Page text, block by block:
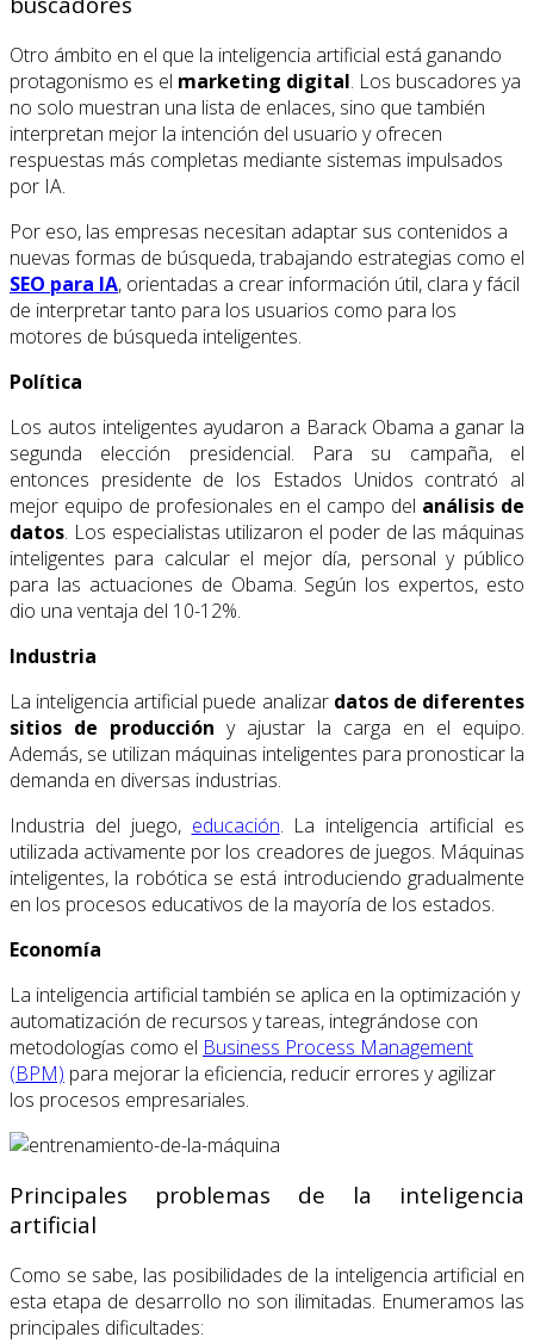
Otro ámbito en el que la inteligencia artificial está ganando
protagonismo es el marketing digital. Los buscadores ya
no solo muestran una lista de enlaces, sino que también
interpretan mejor la intención del usuario y ofrecen
respuestas más completas mediante sistemas impulsados
por IA.
Por eso, las empresas necesitan adaptar sus contenidos a
nuevas formas de búsqueda, trabajando estrategias como el
SEO para IA, orientadas a crear información útil, clara y fácil
de interpretar tanto para los usuarios como para los
motores de búsqueda inteligentes.
Política
Los autos inteligentes ayudaron a Barack Obama a ganar la
segunda elección presidencial. Para su campaña, el
entonces presidente de los Estados Unidos contrató al
mejor equipo de profesionales en el campo del análisis de
datos. Los especialistas utilizaron el poder de las máquinas
inteligentes para calcular el mejor día, personal y público
para las actuaciones de Obama. Según los expertos, esto
dio una ventaja del 10-12%.
Industria
La inteligencia artificial puede analizar datos de diferentes
sitios de producción y ajustar la carga en el equipo.
Además, se utilizan máquinas inteligentes para pronosticar la
demanda en diversas industrias.
Industria del juego, educación. La inteligencia artificial es
utilizada activamente por los creadores de juegos. Máquinas
inteligentes, la robótica se está introduciendo gradualmente
en los procesos educativos de la mayoría de los estados.
Economía
La inteligencia artificial también se aplica en la optimización y
automatización de recursos y tareas, integrándose con
metodologías como el Business Process Management
(BPM) para mejorar la eficiencia, reducir errores y agilizar
los procesos empresariales.
Principales problemas de la inteligencia
artificial
Como se sabe, las posibilidades de la inteligencia artificial en
esta etapa de desarrollo no son ilimitadas. Enumeramos las
principales dificultades: